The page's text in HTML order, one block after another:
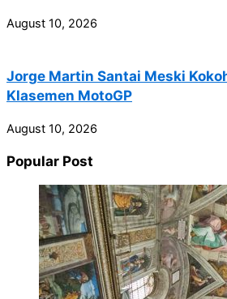
August 10, 2026
Jorge Martin Santai Meski
Klasemen MotoGP
August 10, 2026
Popular Post